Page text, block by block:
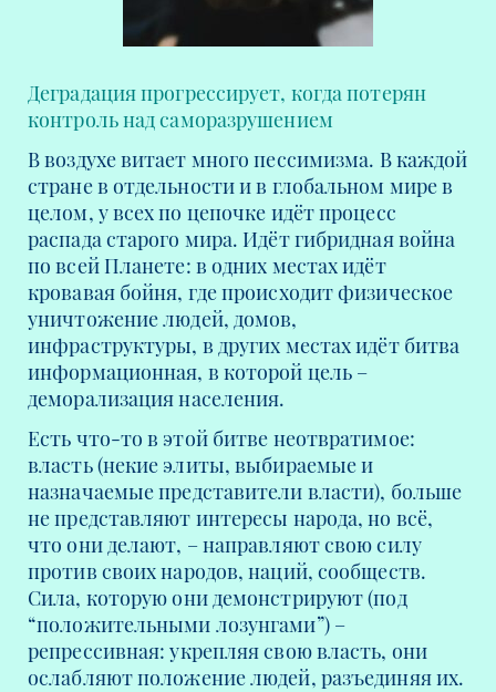
Деградация прогрессирует, когда потерян
контроль над саморазрушением
В воздухе витает много пессимизма. В каждой
стране в отдельности и в глобальном мире в
целом, у всех по цепочке идёт процесс
распада старого мира. Идёт гибридная война
по всей Планете: в одних местах идёт
кровавая бойня, где происходит физическое
уничтожение людей, домов,
инфраструктуры, в других местах идёт битва
информационная, в которой цель –
деморализация населения.
Есть что-то в этой битве неотвратимое:
власть (некие элиты, выбираемые и
назначаемые представители власти), больше
не представляют интересы народа, но всё,
что они делают, – направляют свою силу
против своих народов, наций, сообществ.
Сила, которую они демонстрируют (под
“положительными лозунгами”) –
репрессивная: укрепляя свою власть, они
ослабляют положение людей, разъединяя их.